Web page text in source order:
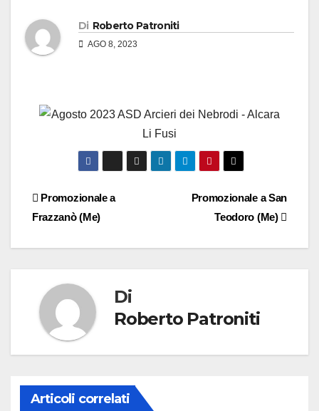
Di Roberto Patroniti
AGO 8, 2023
Promozionale a San
Teodoro (Me)
Promozionale a
Frazzanò (Me)
Di
Roberto Patroniti
Articoli correlati